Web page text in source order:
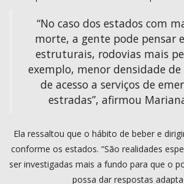
“No caso dos estados com
morte, a gente pode pensar
estruturais, rodovias mais
exemplo, menor densidade de
de acesso a serviços de
estradas”, afirmou
Ela ressaltou que o hábito de beber e
conforme os estados. “São realidades
ser investigadas mais a fundo para que o
possa dar respostas